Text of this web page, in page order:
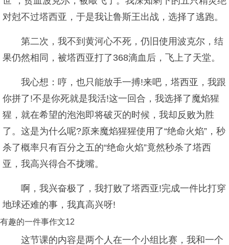
对尅不过塔西亚，于是我让鲁斯王出战，选择了逃跑。
第二次，我不到黄河心不死，仍旧使用波克尔，结
果仍然相同，被塔西亚打了368滴血后，飞上了天堂。
我心想：哼，也只能放手一搏!来吧，塔西亚，我跟
你拼了!不是你死就是我活!这一回合，我选择了魔焰猩
猩，就在希望的泡泡即将破灭的时候，我却反败为胜
了。这是为什么呢?原来魔焰猩猩使用了“绝命火焰”，秒
杀了概率只有百分之五的“绝命火焰”竟然秒杀了塔西
亚，我高兴得合不拢嘴。
啊，我兴奋极了，我打败了塔西亚!完成一件比打穿
地球还难的事，我真高兴呀!
有趣的一件事作文12
这节课的内容是两个人在一个小组比赛，我和一个